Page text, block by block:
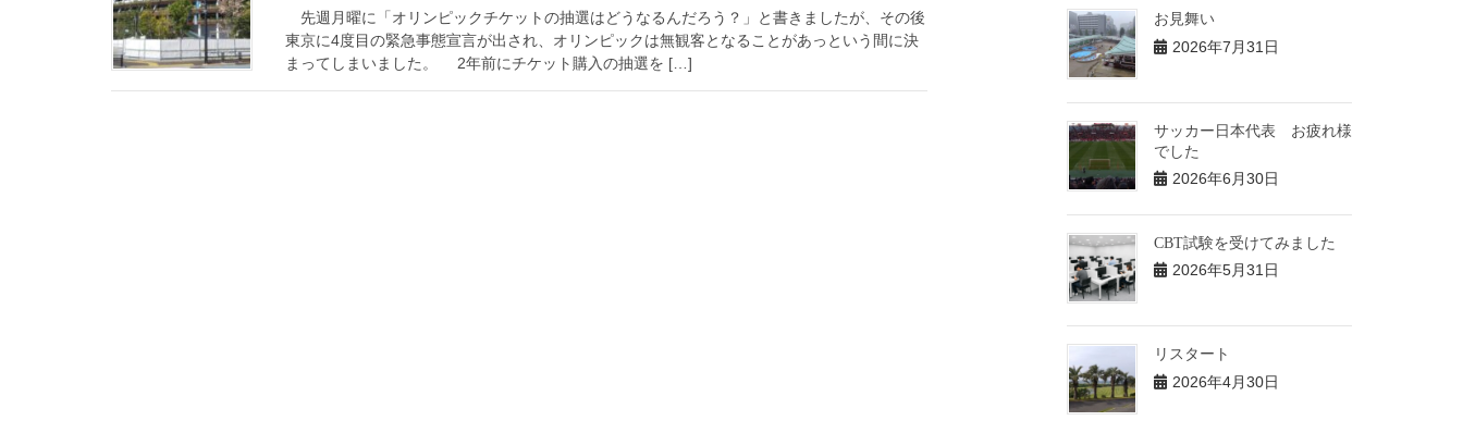
先週月曜に「オリンピックチケットの抽選はどうなるんだろう？」と書きましたが、その後
東京に4度目の緊急事態宣言が出され、オリンピックは無観客となることがあっという間に決
まってしまいました。 2年前にチケット購入の抽選を […]
お見舞い
2026年7月31日
サッカー日本代表 お疲れ様
でした
2026年6月30日
CBT試験を受けてみました
2026年5月31日
リスタート
2026年4月30日